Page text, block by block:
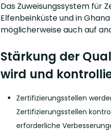
Das Zuweisungssystem für
Elfenbeinküste und in
möglicherweise auch auf
Stärkung der
wird und
Zertifizierungsstellen
Zertifizierungsstellen
erforderliche